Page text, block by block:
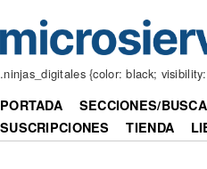
.ninjas_digitales {color: black;
PORTADA SECCIONES/
SUSCRIPCIONES
TIENDA